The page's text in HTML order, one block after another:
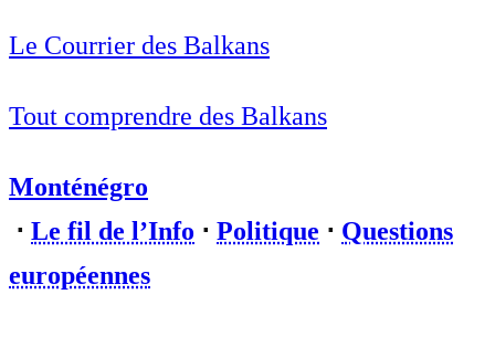
Le Courrier des Balkans
Tout comprendre des Balkans
Monténégro
⋅ Le fil de l’Info ⋅ Politique ⋅ Questions
européennes